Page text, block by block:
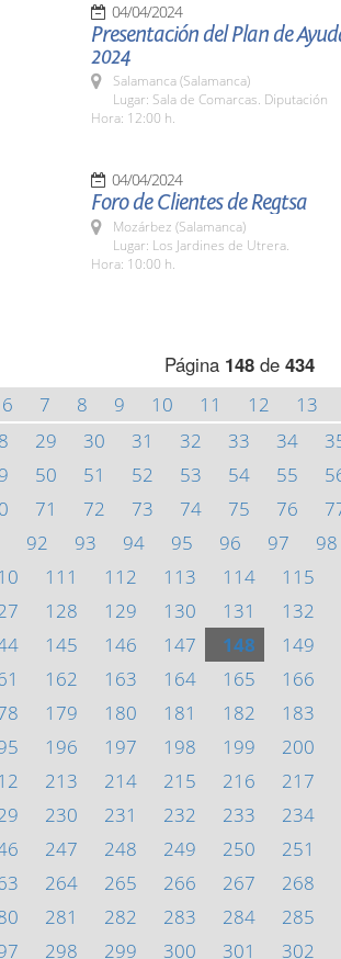
04/04/2024
Presentación del Plan de
2024
Salamanca (Salamanca)
Lugar: Sala de Comarcas. Diputación
Hora: 12:00 h.
04/04/2024
Foro de Clientes de Regtsa
Mozárbez (Salamanca)
Lugar: Los Jardines de Utrera.
Hora: 10:00 h.
Página 148de 434
6 7 8 9 10 11 12 13
29 30 31 32 33 34
50 51 52 53 54 55
71 72 73 74 75 76
92 93 94 95 96 97 98
111 112 113 114 115
128 129 130 131 132
145 146 147 148 149
162 163 164 165 166
179 180 181 182 183
196 197 198 199 200
213 214 215 216 217
230 231 232 233 234
247 248 249 250 251
264 265 266 267 268
281 282 283 284 285
298 299 300 301 302